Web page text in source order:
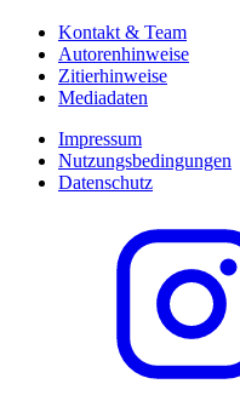
Kontakt & Team
Autorenhinweise
Zitierhinweise
Mediadaten
Impressum
Nutzungsbedingungen
Datenschutz